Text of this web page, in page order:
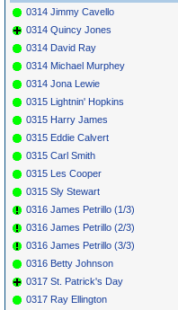
0314 Jimmy Cavello
0314 Quincy Jones
0314 David Ray
0314 Michael Murphey
0314 Jona Lewie
0315 Lightnin' Hopkins
0315 Harry James
0315 Eddie Calvert
0315 Carl Smith
0315 Les Cooper
0315 Sly Stewart
0316 James Petrillo (1/3)
0316 James Petrillo (2/3)
0316 James Petrillo (3/3)
0316 Betty Johnson
0317 St. Patrick's Day
0317 Ray Ellington